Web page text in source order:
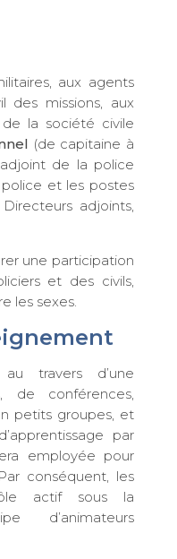
aux agents
des missions, aux
la société civile
(de capitaine à
de la police
et les postes
adjoints,
une participation
et des civils,
les sexes.
travers d’une
de conférences,
petits groupes, et
par
employée pour
conséquent, les
actif sous la
d’animateurs